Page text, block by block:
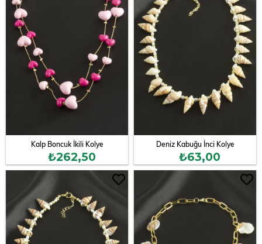
Kalp Boncuk İkili Kolye
₺262,50
Deniz Kabuğu İnci Kolye
₺63,00